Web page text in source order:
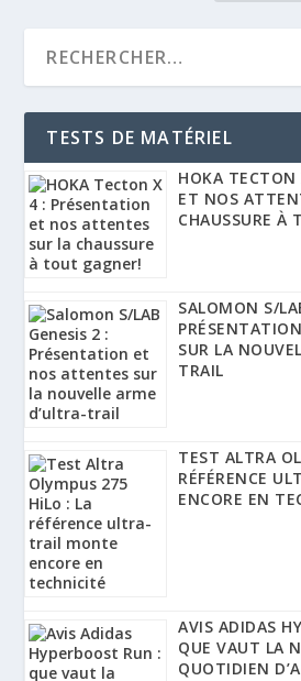
TESTS DE MATÉRIEL
HOKA
ET NOS
CHAUSSURE À
SALOMON S/
SUR LA
TRAIL
TEST ALTRA
RÉFÉRENCE
ENCORE EN
AVIS ADIDAS
QUE VAUT LA
QUOTIDIEN